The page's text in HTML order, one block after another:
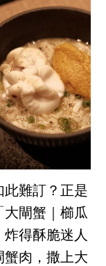
此難訂？正是
大閘蟹｜櫛瓜
得酥脆迷人
蟹肉，撒上大